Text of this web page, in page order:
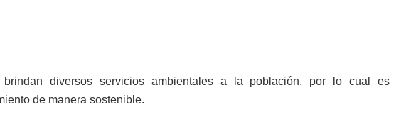
diversos servicios ambientales a la población, por lo cual es
de manera sostenible.